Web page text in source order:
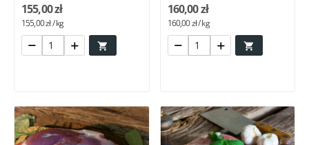

155,00 zł
155,00 zł / kg

160,00 zł
160,00 zł / kg